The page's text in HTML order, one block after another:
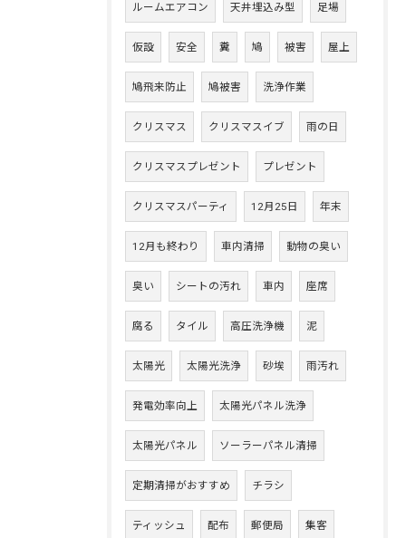
ルームエアコン 天井埋込み型 足場
仮設 安全 糞 鳩 被害 屋上
鳩飛来防止 鳩被害 洗浄作業
クリスマス クリスマスイブ 雨の日
クリスマスプレゼント プレゼント
クリスマスパーティ 12月25日 年末
12月も終わり 車内清掃 動物の臭い
臭い シートの汚れ 車内 座席
腐る タイル 高圧洗浄機 泥
太陽光 太陽光洗浄 砂埃 雨汚れ
発電効率向上 太陽光パネル洗浄
太陽光パネル ソーラーパネル清掃
定期清掃がおすすめ チラシ
ティッシュ 配布 郵便局 集客